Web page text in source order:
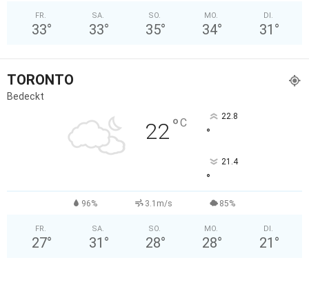
FR.
33°
SA.
33°
SO.
35°
MO.
34°
DI.
31 °
TORONTO
Bedeckt
22°C 22.8
°
21.4
°
96% 3.1m/s 85%
FR.
27°
SA.
31 °
SO.
28°
MO.
28°
DI.
21 °